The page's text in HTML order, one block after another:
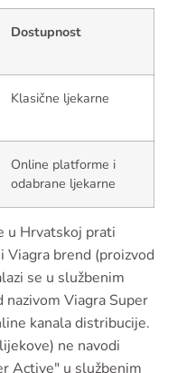
Dostupnost
Klasične ljekarne
Online platforme i
odabrane ljekarne
u Hrvatskoj prati
brend (proizvod
se u službenim
Viagra Super
kanala distribucije.
ne navodi
Active" u službenim